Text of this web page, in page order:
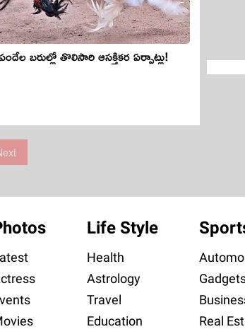
బరుల్లో తొలిసారి ఆసక్తికర ఏర్పాట్లు!
Life Style
Health
Astrology
Travel
Education
Real